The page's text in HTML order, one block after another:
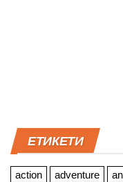
ЕТИКЕТИ
action adventure